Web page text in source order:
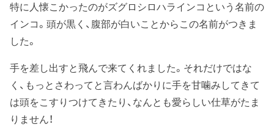
特に人懐こかったのがズグロシロハラインコという名前の
インコ。頭が黒く、腹部が白いことからこの名前がつきま
した。
手を差し出すと飛んで来てくれました。それだけではな
く、もっとさわってと言わんばかりに手を甘噛みしてきて
は頭をこすりつけてきたり、なんとも愛らしい仕草がたま
りません！